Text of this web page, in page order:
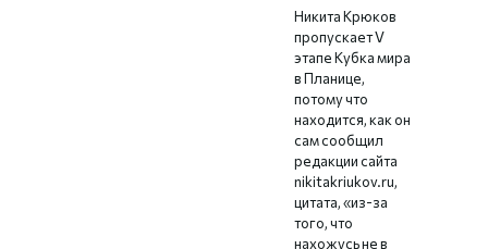
Никита Крюков
пропускает V
этапе Кубка мира
в Планице,
потому что
находится, как он
сам сообщил
редакции сайта
nikitakriukov.ru,
цитата, «из-за
того, что
нахожусь не в